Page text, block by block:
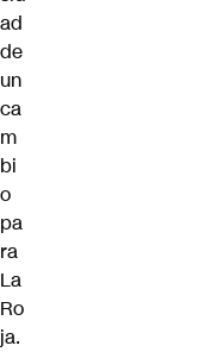
ad
de
un
ca
m
bi
o
pa
ra
La
Ro
ja.